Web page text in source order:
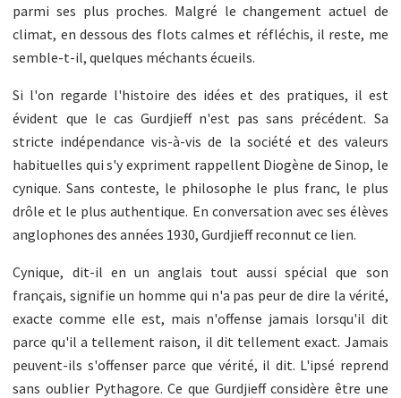
parmi ses plus proches. Malgré le changement actuel de
climat, en dessous des flots calmes et réfléchis, il reste, me
semble-t-il, quelques méchants écueils.
Si l'on regarde l'histoire des idées et des pratiques, il est
évident que le cas Gurdjieff n'est pas sans précédent. Sa
stricte indépendance vis-à-vis de la société et des valeurs
habituelles qui s'y expriment rappellent Diogène de Sinop, le
cynique. Sans conteste, le philosophe le plus franc, le plus
drôle et le plus authentique. En conversation avec ses élèves
anglophones des années 1930, Gurdjieff reconnut ce lien.
Cynique, dit-il en un anglais tout aussi spécial que son
français, signifie un homme qui n'a pas peur de dire la vérité,
exacte comme elle est, mais n'offense jamais lorsqu'il dit
parce qu'il a tellement raison, il dit tellement exact. Jamais
peuvent-ils s'offenser parce que vérité, il dit. L'ipsé reprend
sans oublier Pythagore. Ce que Gurdjieff considère être une